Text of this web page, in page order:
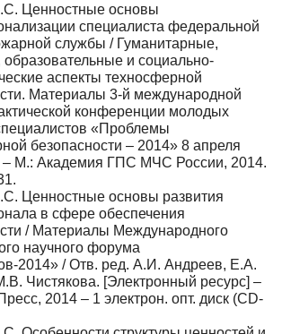
Ценностные основы
специалиста федеральной
службы / Гуманитарные,
и социально-
аспекты техносферной
Материалы 3-й международной
конференции молодых
«Проблемы
безопасности – 2014» 8 апреля
– М.: Академия ГПС МЧС России, 2014.
Ценностные основы развития
в сфере обеспечения
/ Материалы Международного
научного форума
2014» / Отв. ред. А.И. Андреев, Е.А.
Чистякова. [Электронный ресурс] –
2014 – 1 электрон. опт. диск (CD-